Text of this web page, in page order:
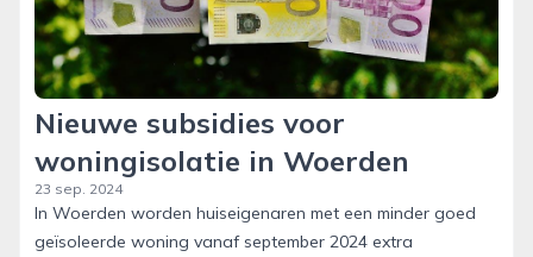
Nieuwe subsidies voor
woningisolatie in Woerden
23 sep. 2024
In Woerden worden huiseigenaren met een minder goed
geïsoleerde woning vanaf september 2024 extra